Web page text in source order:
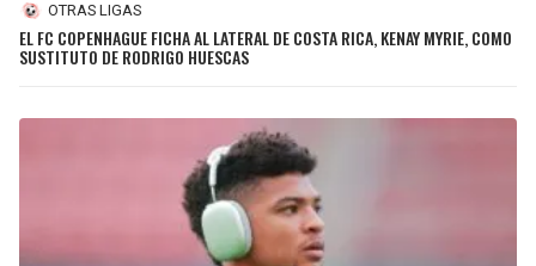
OTRAS LIGAS
EL FC COPENHAGUE FICHA AL LATERAL DE COSTA RICA, KENAY MYRIE, COMO
SUSTITUTO DE RODRIGO HUESCAS